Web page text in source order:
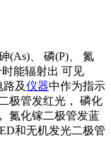
(As)、 磷(P)、 氮
能辐射出 可见
及仪器中作为指示
极管发红光， 磷化
氮化镓二极管发蓝
和无机发光二极管